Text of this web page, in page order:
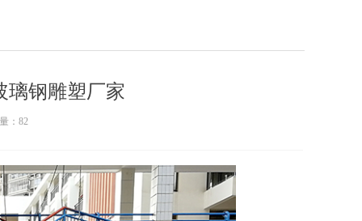
璃钢雕塑厂家
： 82